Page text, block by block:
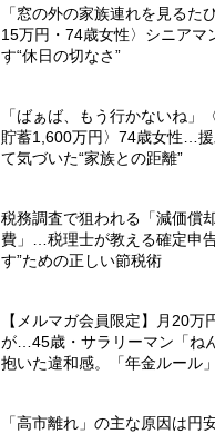
「窓の外の家族連れを見るた
15万円・74歳女性〉シニアマ
す“休日の切なさ”
「ばぁば、もう行かないね」
貯蓄1,600万円〉74歳女性…
て気づいた“家族との距離”
税務調査で狙われる「減価償
費」…税理士が教える確定申
す”ための正しい節税術
【メルマガ会員限定】月20万
が…45歳・サラリーマン「ね
抱いた違和感。「年金ルール
「高市離れ」の主な原因は